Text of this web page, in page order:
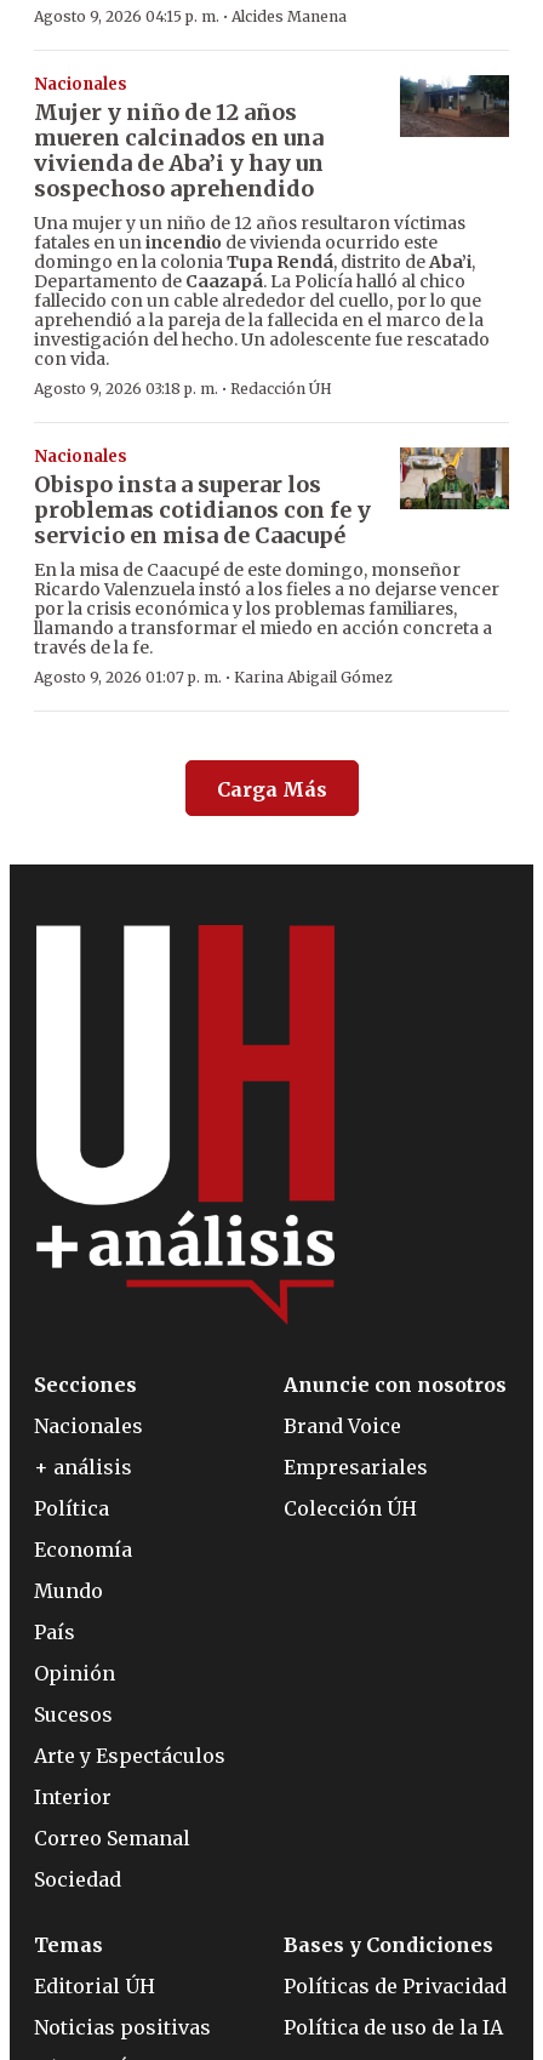
Agosto 9, 2026 04:15 p. m. · Alcides Manena
Nacionales
Mujer y niño de 12 años
mueren calcinados en una
vivienda de Aba’i y hay un
sospechoso aprehendido
Una mujer y un niño de 12 años resultaron víctimas
fatales en unincendio de vivienda ocurrido este
domingo en la coloniaTupa Rendá, distrito deAba’i,
Departamento de Caazapá. La Policía halló al chico
fallecido con un cable alrededor del cuello, por lo que
aprehendió a la pareja de la fallecida en el marco de la
investigación del hecho. Un adolescente fue rescatado
con vida.
Agosto 9, 2026 03:18 p. m. · Redacción ÚH
Nacionales
Obispo insta a superar los
problemas cotidianos con fe y
servicio en misa de Caacupé
En la misa de Caacupé de este domingo, monseñor
Ricardo Valenzuela instó a los fieles a no dejarse vencer
por la crisis económica y los problemas familiares,
llamando a transformar el miedo en acción concreta a
través de la fe.
Agosto 9, 2026 01:07 p. m. · Karina Abigail Gómez
Carga Más
Secciones
Nacionales
+ análisis
Política
Economía
Mundo
País
Opinión
Sucesos
Arte y Espectáculos
Interior
Correo Semanal
Sociedad
Anuncie con nosotros
Brand Voice
Empresariales
Colección ÚH
Temas
Editorial ÚH
Noticias positivas
Bases y Condiciones
Políticas de Privacidad
Política de uso de la IA